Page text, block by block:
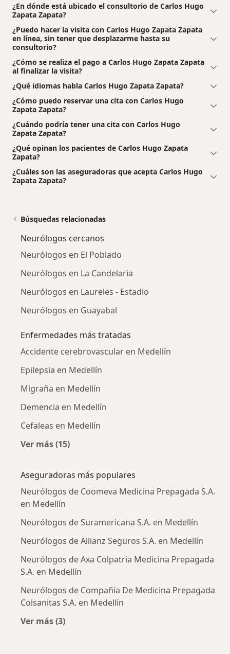
¿En dónde está ubicado el consultorio de Carlos Hugo
Zapata Zapata?
¿Puedo hacer la visita con Carlos Hugo Zapata Zapata
en línea, sin tener que desplazarme hasta su
consultorio?
¿Cómo se realiza el pago a Carlos Hugo Zapata Zapata
al finalizar la visita?
¿Qué idiomas habla Carlos Hugo Zapata Zapata?
¿Cómo puedo reservar una cita con Carlos Hugo
Zapata Zapata?
¿Cuándo podría tener una cita con Carlos Hugo
Zapata Zapata?
¿Qué opinan los pacientes de Carlos Hugo Zapata
Zapata?
¿Cuáles son las aseguradoras que acepta Carlos Hugo
Zapata Zapata?
Búsquedas relacionadas
Neurólogos cercanos
Neurólogos en El Poblado
Neurólogos en La Candelaria
Neurólogos en Laureles - Estadio
Neurólogos en Guayabal
Enfermedades más tratadas
Accidente cerebrovascular en Medellín
Epilepsia en Medellín
Migraña en Medellín
Demencia en Medellín
Cefaleas en Medellín
Ver más (15)
Aseguradoras más populares
Neurólogos de Coomeva Medicina Prepagada S.A.
en Medellín
Neurólogos de Suramericana S.A. en Medellín
Neurólogos de Allianz Seguros S.A. en Medellín
Neurólogos de Axa Colpatria Medicina Prepagada
S.A. en Medellín
Neurólogos de Compañía De Medicina Prepagada
Colsanitas S.A. en Medellín
Ver más (3)